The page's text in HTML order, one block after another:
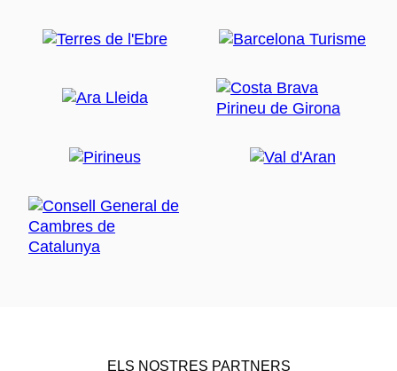
ELS NOSTRES PARTNERS